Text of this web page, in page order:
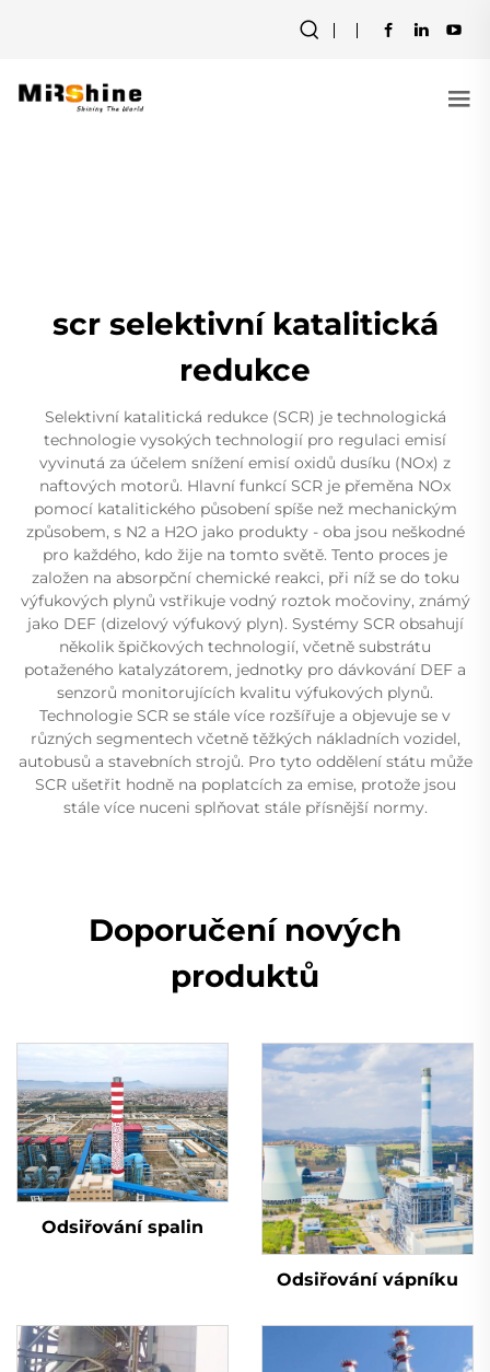
scr selektivní katalitická
redukce
Selektivní katalitická redukce (SCR) je technologická
technologie vysokých technologií pro regulaci emisí
vyvinutá za účelem snížení emisí oxidů dusíku (NOx) z
naftových motorů. Hlavní funkcí SCR je přeměna NOx
pomocí katalitického působení spíše než mechanickým
způsobem, s N2 a H2O jako produkty - oba jsou neškodné
pro každého, kdo žije na tomto světě. Tento proces je
založen na absorpční chemické reakci, při níž se do toku
výfukových plynů vstřikuje vodný roztok močoviny, známý
jako DEF (dizelový výfukový plyn). Systémy SCR obsahují
několik špičkových technologií, včetně substrátu
potaženého katalyzátorem, jednotky pro dávkování DEF a
senzorů monitorujících kvalitu výfukových plynů.
Technologie SCR se stále více rozšířuje a objevuje se v
různých segmentech včetně těžkých nákladních vozidel,
autobusů a stavebních strojů. Pro tyto oddělení státu může
SCR ušetřit hodně na poplatcích za emise, protože jsou
stále více nuceni splňovat stále přísnější normy.
Doporučení nových
produktů
Odsiřování spalin
Odsiřování vápníku